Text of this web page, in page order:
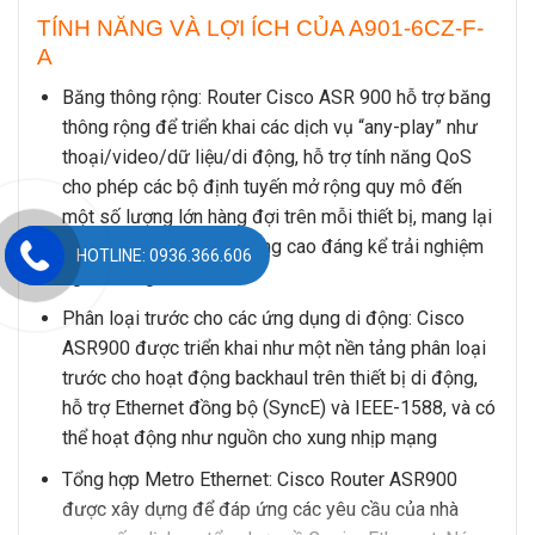
TÍNH NĂNG VÀ LỢI ÍCH CỦA A901-6CZ-F-
A
Băng thông rộng: Router Cisco ASR 900 hỗ trợ băng
thông rộng để triển khai các dịch vụ “any-play” như
thoại/video/dữ liệu/di động, hỗ trợ tính năng QoS
cho phép các bộ định tuyến mở rộng quy mô đến
một số lượng lớn hàng đợi trên mỗi thiết bị, mang lại
băng thông rộng giúp nâng cao đáng kể trải nghiệm
người dùng
Phân loại trước cho các ứng dụng di động: Cisco
ASR900 được triển khai như một nền tảng phân loại
trước cho hoạt động backhaul trên thiết bị di động,
hỗ trợ Ethernet đồng bộ (SyncE) và IEEE-1588, và có
thể hoạt động như nguồn cho xung nhịp mạng
Tổng hợp Metro Ethernet: Cisco Router ASR900
được xây dựng để đáp ứng các yêu cầu của nhà
HOTLINE: 0936.366.606